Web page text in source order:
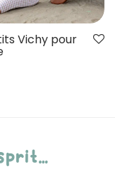
Vichy pour